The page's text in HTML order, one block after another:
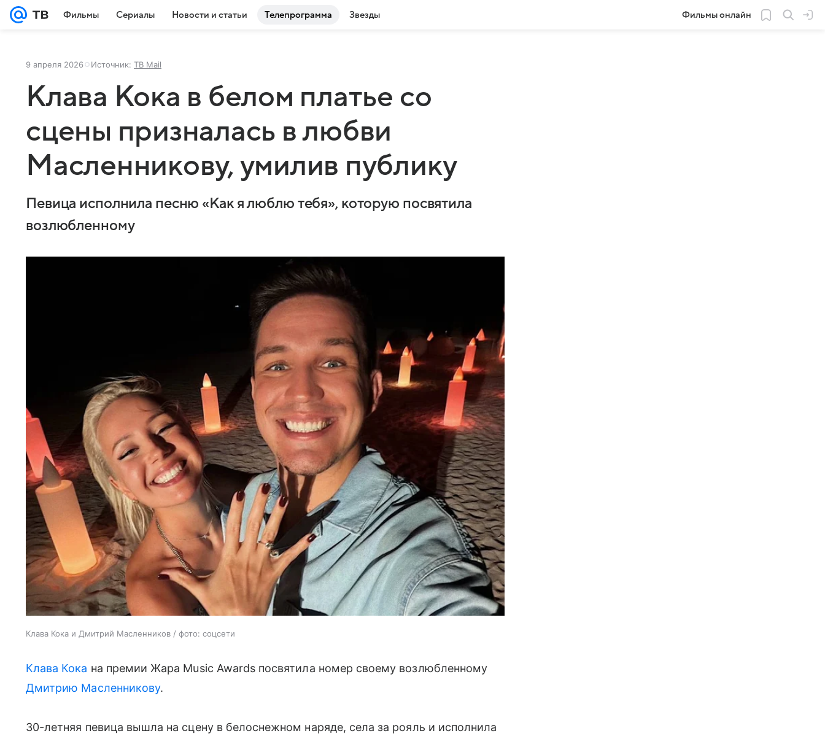
Фильмы Сериалы Новости и статьи Телепрограмма Звезды Фильмы онлайн
9 апреля 2026 Источник: ТВ Mail
Клава Кока в белом платье со
сцены призналась в любви
Масленникову, умилив публику
Певица исполнила песню «Как я люблю тебя», которую посвятила
возлюбленному
Клава Кока и Дмитрий Масленников / фото: соцсети
Клава Кока на премии Жара Music Awards посвятила номер своему возлюбленному
Дмитрию Масленникову.
30-летняя певица вышла на сцену в белоснежном наряде, села за рояль и исполнила